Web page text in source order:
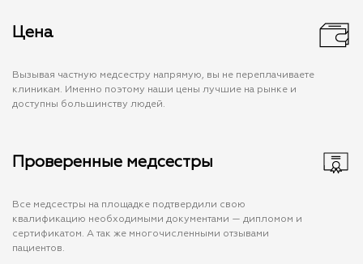
Цена
Вызывая частную медсестру напрямую, вы не переплачиваете
клиникам. Именно поэтому наши цены лучшие на рынке и
доступны большинству людей.
Проверенные медсестры
Все медсестры на площадке подтвердили свою
квалификацию необходимыми документами — дипломом и
сертификатом. А так же многочисленными отзывами
пациентов.